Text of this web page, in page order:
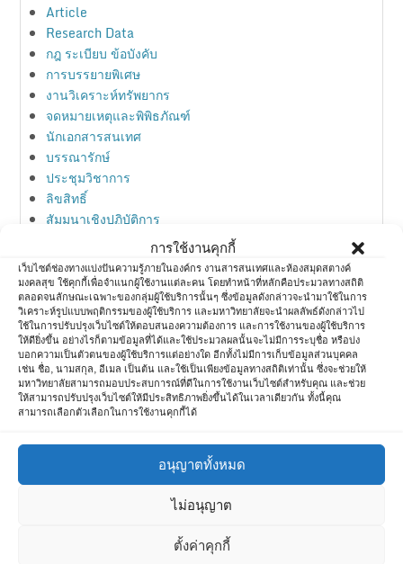
การใช้งานคุกกี้
เว็บไซต์ช่องทางแบ่งปันความรู้ภายในองค์กร งานสารสนเทศและห้องสมุดสตางค์
มงคลสุข ใช้คุกกี้เพื่อจำแนกผู้ใช้งานแต่ละคน โดยทำหน้าที่หลักคือประมวลทางสถิติ
ตลอดจนลักษณะเฉพาะของกลุ่มผู้ใช้บริการนั้นๆ ซึ่งข้อมูลดังกล่าวจะนำมาใช้ในการ
วิเคราะห์รูปแบบพฤติกรรมของผู้ใช้บริการ และมหาวิทยาลัยจะนำผลลัพธ์ดังกล่าวไป
ใช้ในการปรับปรุงเว็บไซต์ให้ตอบสนองความต้องการ และการใช้งานของผู้ใช้บริการ
ให้ดียิ่งขึ้น อย่างไรก็ตามข้อมูลที่ได้และใช้ประมวลผลนั้นจะไม่มีการระบุชื่อ หรือบ่ง
บอกความเป็นตัวตนของผู้ใช้บริการแต่อย่างใด อีกทั้งไม่มีการเก็บข้อมูลส่วนบุคคล
เช่น ชื่อ, นามสกุล, อีเมล เป็นต้น และใช้เป็นเพียงข้อมูลทางสถิติเท่านั้น ซึ่งจะช่วยให้
มหาวิทยาลัยสามารถมอบประสบการณ์ที่ดีในการใช้งานเว็บไซต์สำหรับคุณ และช่วย
ให้สามารถปรับปรุงเว็บไซต์ให้มีประสิทธิภาพยิ่งขึ้นได้ในเวลาเดียวกัน ทั้งนี้คุณ
สามารถเลือกตัวเลือกในการใช้งานคุกกี้ได้
อนุญาตทั้งหมด
ไม่อนุญาต
ตั้งค่าคุกกี้
Article
Research Data
กฎ ระเบียบ ข้อบังคับ
การบรรยายพิเศษ
งานวิเคราะห์ทรัพยากร
จดหมายเหตุและพิพิธภัณฑ์
นักเอกสารสนเทศ
บรรณารักษ์
ประชุมวิชาการ
ลิขสิทธิ์
สัมมนาเชิงปฏิบัติการ
สื่อสังคมออนไลน์
ห้องสมุด
ห้องสมุดกับการตลาด
อบรมวิชาการ
ไอที
Meta
Log in
Comments feed